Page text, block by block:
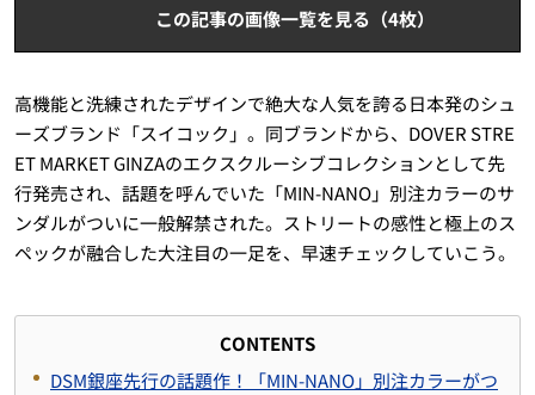
この記事の画像一覧を見る（4枚）
高機能と洗練されたデザインで絶大な人気を誇る日本発のシュ
ーズブランド「スイコック」。同ブランドから、DOVER STRE
ET MARKET GINZAのエクスクルーシブコレクションとして先
行発売され、話題を呼んでいた「MIN-NANO」別注カラーのサ
ンダルがついに一般解禁された。ストリートの感性と極上のス
ペックが融合した大注目の一足を、早速チェックしていこう。
CONTENTS
DSM銀座先行の話題作！「MIN-NANO」別注カラーがつ